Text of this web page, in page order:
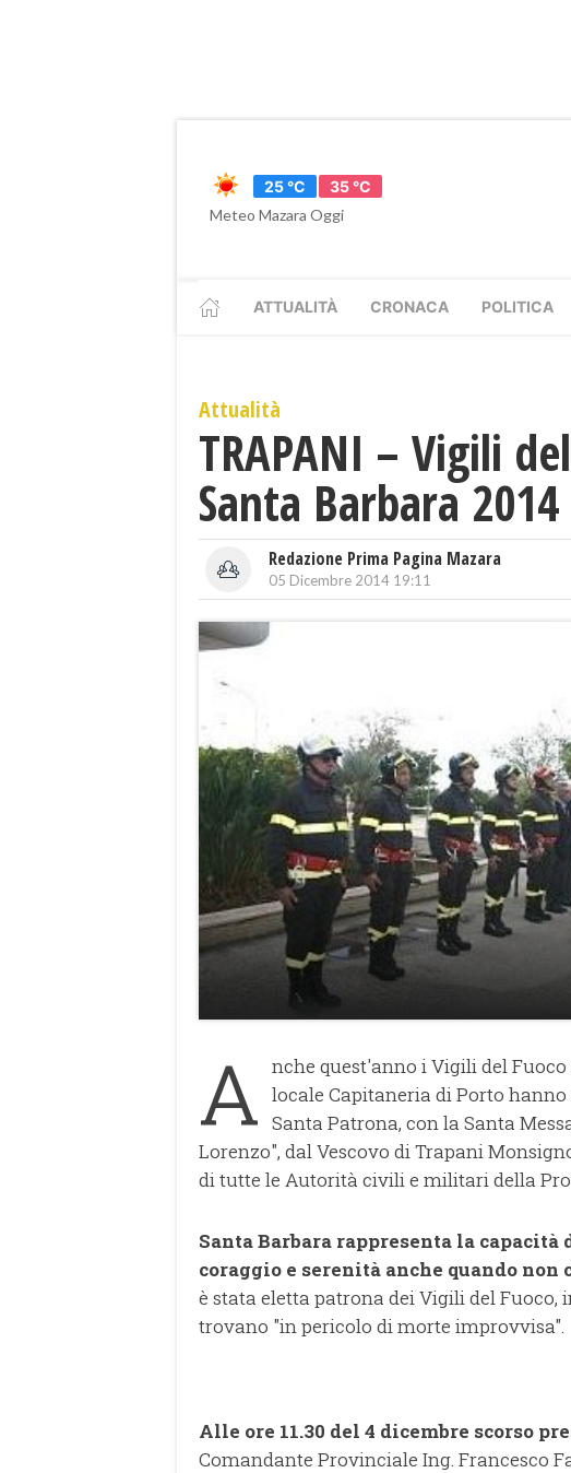
25 °C
35 °C
Meteo Mazara Oggi
ATTUALITÀ CRONACA POLITICA
Attualità
TRAPANI – Vigili
Santa Barbara 2014
Redazione Prima Pagina Mazara
05 Dicembre 2014 19:11
A nche quest'anno i Vigili del
locale Capitaneria di Porto
Santa Patrona, con la Santa
Lorenzo", dal Vescovo di Trapani
di tutte le Autorità civili e militari della
Santa Barbara rappresenta la
coraggio e serenità anche quando non
è stata eletta patrona dei Vigili del
trovano "in pericolo di morte improvvisa".
Alle ore 11.30 del 4 dicembre scorso
Comandante Provinciale Ing. Francesco